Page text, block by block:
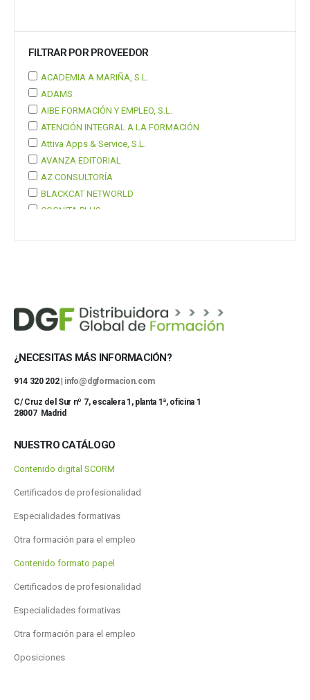
FILTRAR POR PROVEEDOR
ACADEMIA A MARIÑA, S.L.
ADAMS
AIBE FORMACIÓN Y EMPLEO, S.L.
ATENCIÓN INTEGRAL A LA FORMACIÓN
Attiva Apps & Service, S.L.
AVANZA EDITORIAL
AZ CONSULTORÍA
BLACKCAT NETWORLD
COGNITA PLUS
Mostrar 37 más
¿NECESITAS MÁS INFORMACIÓN?
914 320 202 | info@dgformacion.com
C/ Cruz del Sur nº 7, escalera 1, planta 1ª, oficina 1
28007 Madrid
NUESTRO CATÁLOGO
Contenido digital SCORM
Certificados de profesionalidad
Especialidades formativas
Otra formación para el empleo
Contenido formato papel
Certificados de profesionalidad
Especialidades formativas
Otra formación para el empleo
Oposiciones